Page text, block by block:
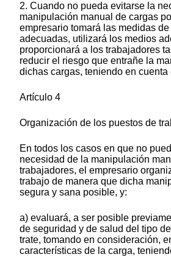
2. Cuando no pueda evitarse la
manipulación manual de cargas
empresario tomará las medidas
adecuadas, utilizará los medios
proporcionará a los trabajadores
reducir el riesgo que entrañe la
dichas cargas, teniendo en cuenta
Artículo 4
Organización de los puestos de
En todos los casos en que no
necesidad de la manipulación
trabajadores, el empresario
trabajo de manera que dicha
segura y sana posible, y:
a) evaluará, a ser posible
de seguridad y de salud del tipo
trate, tomando en consideración,
características de la carga,